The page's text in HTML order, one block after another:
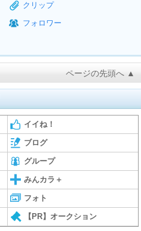
クリップ
フォロワー
ページの先頭へ ▲
イイね！
ブログ
グループ
みんカラ＋
フォト
【PR】オークション